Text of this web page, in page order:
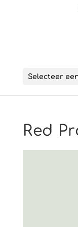
Selecteer
Red